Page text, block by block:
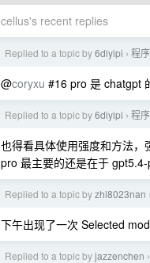
cellus's recent replies
Replied to a topic by6diyipi › 程
@coryxu #16 pro 是 chatgpt
Replied to a topic by6diyipi › 程
也得看具体使用强度和方法，
pro 最主要的还是在于 gpt5.4-
Replied to a topic byzhi8023nan ›
下午出现了一次 Selected
Replied to a topic byjazzenchen ›